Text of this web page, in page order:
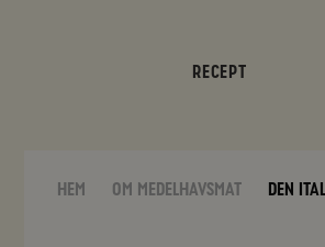
RECEPT
Hem Om medelhavsmat Den